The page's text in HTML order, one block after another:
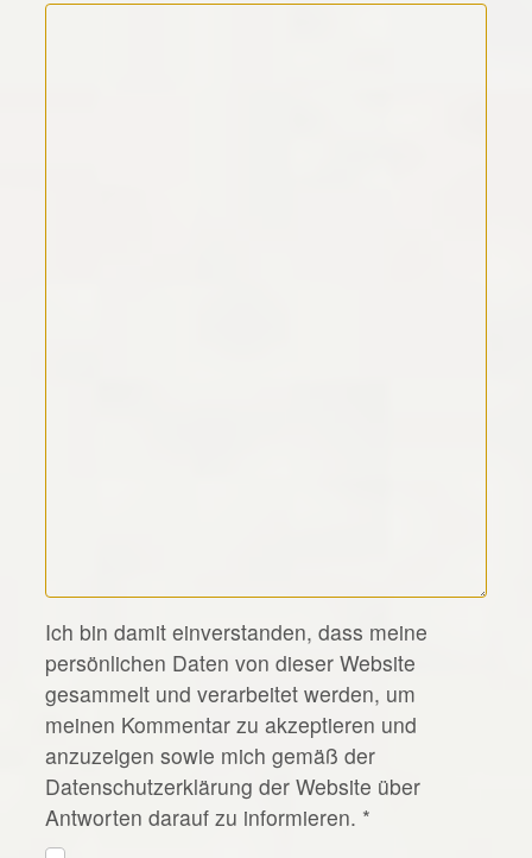
Kommentar Text
*
Ich bin damit einverstanden, dass meine
persönlichen Daten von dieser Website
gesammelt und verarbeitet werden, um
meinen Kommentar zu akzeptieren und
anzuzeigen sowie mich gemäß der
Datenschutzerklärung der Website über
Antworten darauf zu informieren. *